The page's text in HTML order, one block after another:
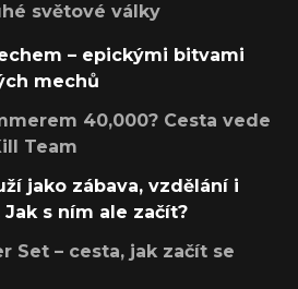
světové války
– epickými bitvami
mechů
40,000? Cesta vede
Team
jako zábava, vzdělání i
s ním ale začít?
Set – cesta, jak začít se